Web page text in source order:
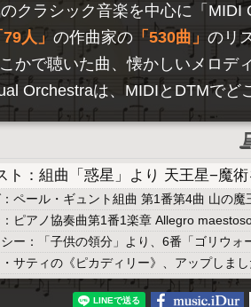
クラシック音楽を中心に「 MIDI
79人 の作曲家の 530曲
のリ
かで聴いた曲、懐かしいメロデ
Orchestraは、MIDIとDTMで
ト：組曲「惑星」より 天王星−魔
ペール・ギュント組曲 第1番第4曲 山の魔
ピアノ協奏曲第1番1楽章 Allegro
ー：「子供の領分」より、6番「ゴリウォ
サティの《ピカディリー》、アップしまし